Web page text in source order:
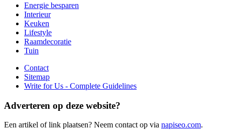
Energie besparen
Interieur
Keuken
Lifestyle
Raamdecoratie
Tuin
Contact
Sitemap
Write for Us - Complete Guidelines
Adverteren op deze website?
Een artikel of link plaatsen? Neem contact op via napiseo.com.